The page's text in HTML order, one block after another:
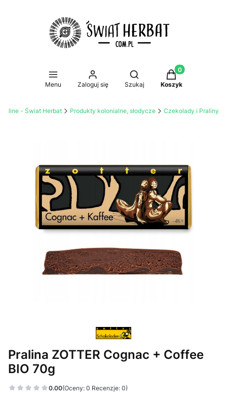
Menu Zaloguj się
Otwórz wyszukiwarkę
Szukaj
Produkty w
Koszyk
- Świat Herbat Produkty kolonialne, słodycze Czekolady i Praliny
Pralina ZOTTER Cognac + Coffee
BIO 70g
0.00(Oceny: 0 Recenzje: 0)